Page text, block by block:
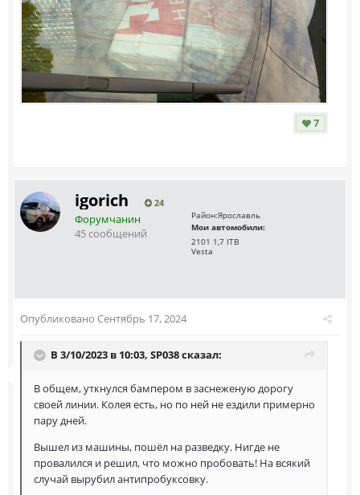
7
igorich 24
Форумчанин
45 сообщений
Район:Ярославль
Мои автомобили:
2101 1,7 ITB
Vesta
Опубликовано Сентябрь 17, 2024
В 3/10/2023 в 10:03, SP038сказал:
В общем, уткнулся бампером в заснеженую дорогу
своей линии. Колея есть, но по ней не ездили примерно
пару дней.
Вышел из машины, пошёл на разведку. Нигде не
провалился и решил, что можно пробовать! На всякий
случай вырубил антипробуксовку.